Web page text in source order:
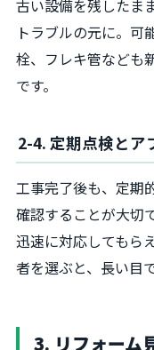
古い設備を残したま
トラブルの元に。可
栓、フレキ管なども
です。
2-4. 定期点検とア
工事完了後も、定期
確認することが大切
迅速に対応してもら
者を選ぶと、長い目
3. リフォーム